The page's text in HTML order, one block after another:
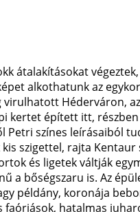
átalakításokat
alkothatunk az
Héderváron,
kertet épített itt,
Petri színes leírásaiból
szigettel, rajta
és ligetek váltják
a bőségszaru is. Az
példány, koronája
hatalmas